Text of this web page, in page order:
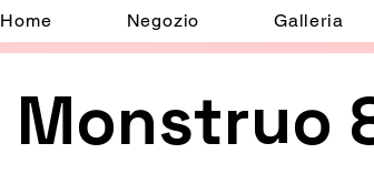
Home Negozio Galleria
Monstruo